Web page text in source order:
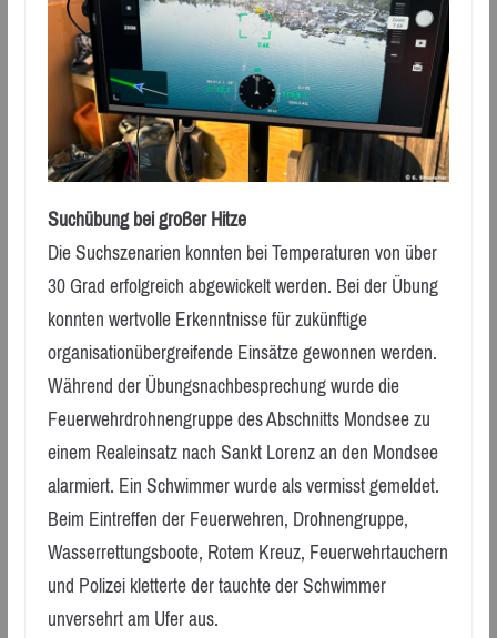
Suchübung bei großer Hitze
Die Suchszenarien konnten bei Temperaturen von über
30 Grad erfolgreich abgewickelt werden. Bei der Übung
konnten wertvolle Erkenntnisse für zukünftige
organisationübergreifende Einsätze gewonnen werden.
Während der Übungsnachbesprechung wurde die
Feuerwehrdrohnengruppe des Abschnitts Mondsee zu
einem Realeinsatz nach Sankt Lorenz an den Mondsee
alarmiert. Ein Schwimmer wurde als vermisst gemeldet.
Beim Eintreffen der Feuerwehren, Drohnengruppe,
Wasserrettungsboote, Rotem Kreuz, Feuerwehrtauchern
und Polizei kletterte der tauchte der Schwimmer
unversehrt am Ufer aus.